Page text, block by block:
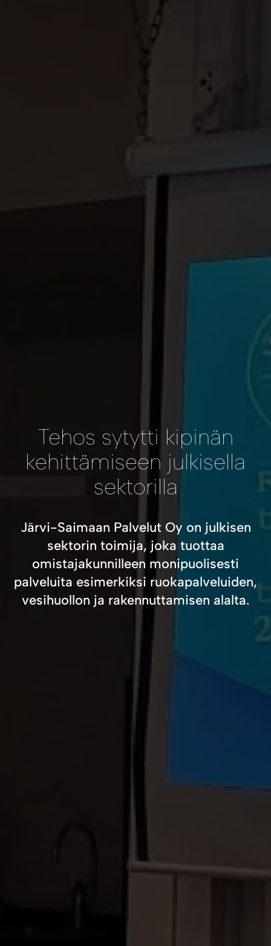
Tehos sytytti kipinän
kehittämiseen julkisella
sektorilla
Järvi-Saimaan Palvelut Oy on julkisen
sektorin toimija, joka tuottaa
omistajakunnilleen monipuolisesti
palveluita esimerkiksi ruokapalveluiden,
vesihuollon ja rakennuttamisen alalta.